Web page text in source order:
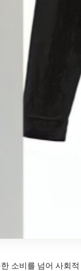
소비를 넘어 사회